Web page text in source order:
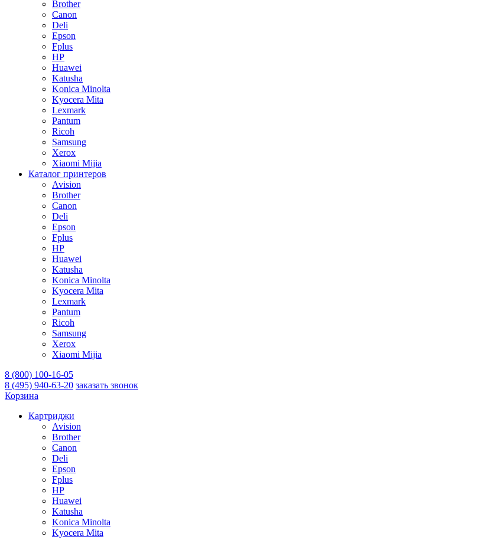
Brother
Canon
Deli
Epson
Fplus
HP
Huawei
Katusha
Konica Minolta
Kyocera Mita
Lexmark
Pantum
Ricoh
Samsung
Xerox
Xiaomi Mijia
Каталог принтеров
Avision
Brother
Canon
Deli
Epson
Fplus
HP
Huawei
Katusha
Konica Minolta
Kyocera Mita
Lexmark
Pantum
Ricoh
Samsung
Xerox
Xiaomi Mijia
8 (800) 100-16-05
8 (495) 940-63-20 заказать звонок
Корзина
Картриджи
Avision
Brother
Canon
Deli
Epson
Fplus
HP
Huawei
Katusha
Konica Minolta
Kyocera Mita